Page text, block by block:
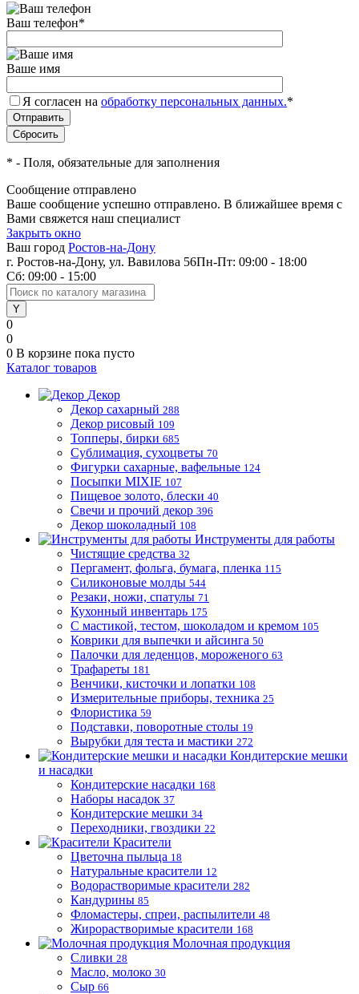
Ваш телефон*
Ваше имя
Я согласен на обработку персональных данных.*
* - Поля, обязательные для заполнения
Сообщение отправлено
Ваше сообщение успешно отправлено. В ближайшее время с
Вами свяжется наш специалист
Закрыть окно
Ваш город Ростов-на-Дону
г. Ростов-на-Дону, ул. Вавилова 56Пн-Пт: 09:00 - 18:00
Сб: 09:00 - 15:00
0
0
0 В корзине пока пусто
Каталог товаров
Декор
Декор сахарный 288
Декор рисовый 109
Топперы, бирки 685
Сублимация, сухоцветы 70
Фигурки сахарные, вафельные 124
Посыпки MIXIE 107
Пищевое золото, блески 40
Свечи и прочий декор 396
Декор шоколадный 108
Инструменты для работы
Чистящие средства 32
Пергамент, фольга, бумага, пленка 115
Силиконовые молды 544
Резаки, ножи, спатулы 71
Кухонный инвентарь 175
С мастикой, тестом, шоколадом и кремом 105
Коврики для выпечки и айсинга 50
Палочки для леденцов, мороженого 63
Трафареты 181
Венчики, кисточки и лопатки 108
Измерительные приборы, техника 25
Флористика 59
Подставки, поворотные столы 19
Вырубки для теста и мастики 272
Кондитерские мешки
и насадки
Кондитерские насадки 168
Наборы насадок 37
Кондитерские мешки 34
Переходники, гвоздики 22
Красители
Цветочна пыльца 18
Натуральные красители 12
Водорастворимые красители 282
Кандурины 85
Фломастеры, спреи, распылители 48
Жирорастворимые красители 168
Молочная продукция
Сливки 28
Масло, молоко 30
Сыр 66